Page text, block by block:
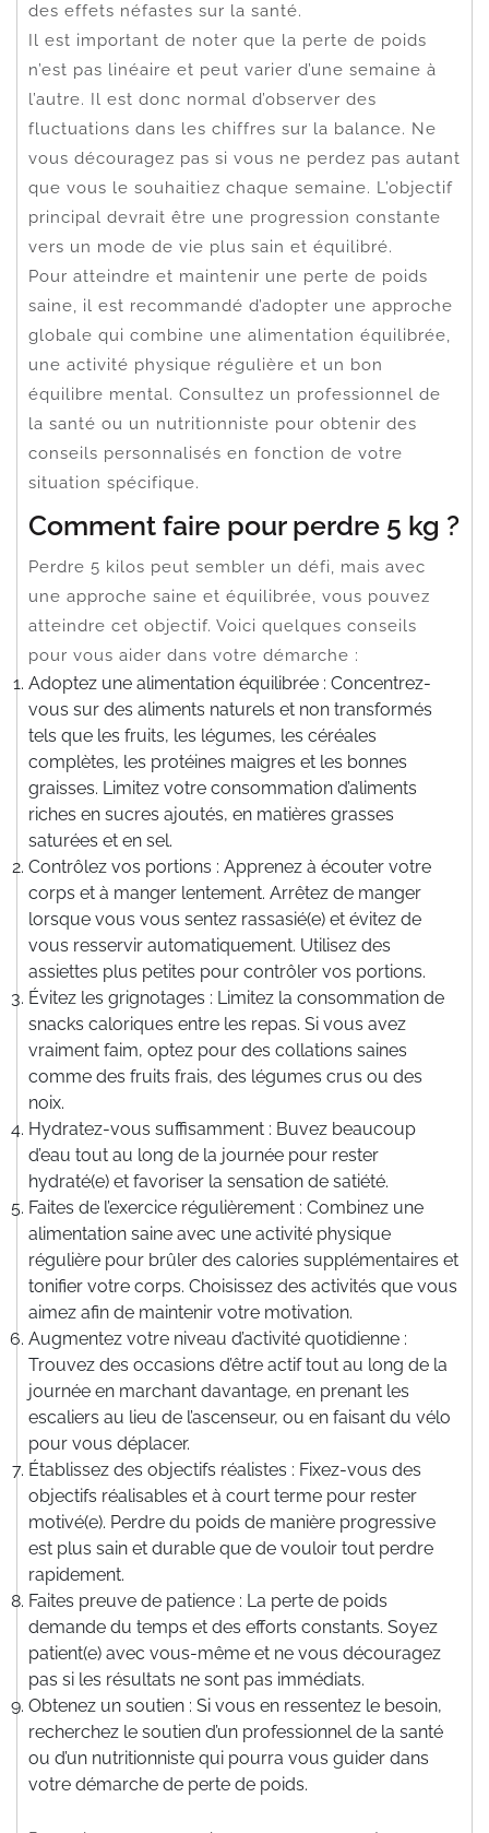
des effets néfastes sur la santé.
Il est important de noter que la perte de poids
n’est pas linéaire et peut varier d’une semaine à
l’autre. Il est donc normal d’observer des
fluctuations dans les chiffres sur la balance. Ne
vous découragez pas si vous ne perdez pas autant
que vous le souhaitiez chaque semaine. L’objectif
principal devrait être une progression constante
vers un mode de vie plus sain et équilibré.
Pour atteindre et maintenir une perte de poids
saine, il est recommandé d’adopter une approche
globale qui combine une alimentation équilibrée,
une activité physique régulière et un bon
équilibre mental. Consultez un professionnel de
la santé ou un nutritionniste pour obtenir des
conseils personnalisés en fonction de votre
situation spécifique.
Comment faire pour perdre 5 kg ?
Perdre 5 kilos peut sembler un défi, mais avec
une approche saine et équilibrée, vous pouvez
atteindre cet objectif. Voici quelques conseils
pour vous aider dans votre démarche :
Adoptez une alimentation équilibrée : Concentrez-
vous sur des aliments naturels et non transformés
tels que les fruits, les légumes, les céréales
complètes, les protéines maigres et les bonnes
graisses. Limitez votre consommation d’aliments
riches en sucres ajoutés, en matières grasses
saturées et en sel.
Contrôlez vos portions : Apprenez à écouter votre
corps et à manger lentement. Arrêtez de manger
lorsque vous vous sentez rassasié(e) et évitez de
vous resservir automatiquement. Utilisez des
assiettes plus petites pour contrôler vos portions.
Évitez les grignotages : Limitez la consommation de
snacks caloriques entre les repas. Si vous avez
vraiment faim, optez pour des collations saines
comme des fruits frais, des légumes crus ou des
noix.
Hydratez-vous suffisamment : Buvez beaucoup
d’eau tout au long de la journée pour rester
hydraté(e) et favoriser la sensation de satiété.
Faites de l’exercice régulièrement : Combinez une
alimentation saine avec une activité physique
régulière pour brûler des calories supplémentaires et
tonifier votre corps. Choisissez des activités que vous
aimez afin de maintenir votre motivation.
Augmentez votre niveau d’activité quotidienne :
Trouvez des occasions d’être actif tout au long de la
journée en marchant davantage, en prenant les
escaliers au lieu de l’ascenseur, ou en faisant du vélo
pour vous déplacer.
Établissez des objectifs réalistes : Fixez-vous des
objectifs réalisables et à court terme pour rester
motivé(e). Perdre du poids de manière progressive
est plus sain et durable que de vouloir tout perdre
rapidement.
Faites preuve de patience : La perte de poids
demande du temps et des efforts constants. Soyez
patient(e) avec vous-même et ne vous découragez
pas si les résultats ne sont pas immédiats.
Obtenez un soutien : Si vous en ressentez le besoin,
recherchez le soutien d’un professionnel de la santé
ou d’un nutritionniste qui pourra vous guider dans
votre démarche de perte de poids.